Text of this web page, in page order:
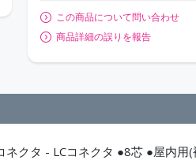
この商品について問い合わせ
商品詳細の誤りを報告
クタ - LCコネクタ ●8芯 ●屋内